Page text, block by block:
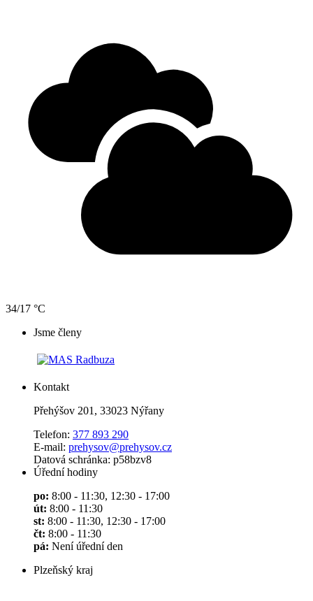
34/17 °C
Jsme členy
Kontakt
Přehýšov 201, 33023 Nýřany
Telefon: 377 893 290
E-mail: prehysov@prehysov.cz
Datová schránka: p58bzv8
Úřední hodiny
po: 8:00 - 11:30, 12:30 - 17:00
út: 8:00 - 11:30
st: 8:00 - 11:30, 12:30 - 17:00
čt: 8:00 - 11:30
pá: Není úřední den
Plzeňský kraj